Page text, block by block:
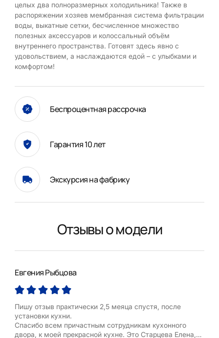
целых два полноразмерных холодильника! Также в
распоряжении хозяев мембранная система фильтрации
воды, выкатные сетки, бесчисленное множество
полезных аксессуаров и колоссальный объём
внутреннего пространства. Готовят здесь явно с
удовольствием, а наслаждаются едой – с улыбками и
комфортом!
Беспроцентная рассрочка
Гарантия 10 лет
Экскурсия на фабрику
Отзывы о модели
Евгения Рыбцова
Пишу отзыв практически 2,5 меяца спустя, после
установки кухни.
Спасибо всем причастным сотрудникам кухонного
двора, к моей прекрасной кухне. Это Старцева Елена,